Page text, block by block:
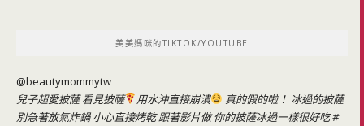
美美媽咪的TIKTOK/YOUTUBE
@beautymommytw
兒子超愛披薩 看見披薩
用水沖直接崩潰
真的假的啦！ 冰過的披薩
別急著放氣炸鍋 小心直接烤乾 跟著影片做 你的披薩冰過一樣很好吃#